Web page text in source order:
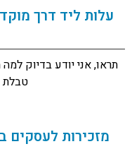
עלות ליד דרך
תראו, אני יודע בדיוק
מזכירות לעסקים